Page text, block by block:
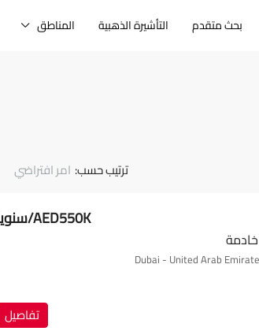
بحث متقدم التأشيرة الذهبية المناطق
ترتيب حسب: امر افتراضي
AED550K/سنويا
تفاصيل